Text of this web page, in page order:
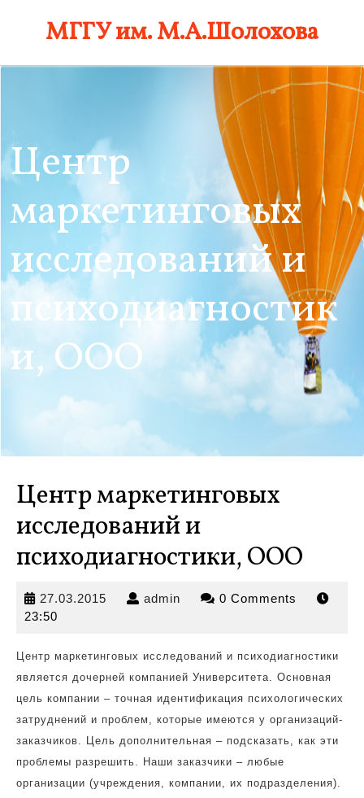
МГГУ им. М.А.Шолохова
Центр
маркетинговых
исследований и
психодиагностик
и, ООО
Центр маркетинговых
исследований и
психодиагностики, ООО
27.03.2015 27.03.2015
admin admin 0 Comments
23:50
Центр маркетинговых исследований и психодиагностики
является дочерней компанией Университета. Основная
цель компании – точная идентификация психологических
затруднений и проблем, которые имеются у организаций-
заказчиков. Цель дополнительная – подсказать, как эти
проблемы разрешить. Наши заказчики – любые
организации (учреждения, компании, их подразделения).